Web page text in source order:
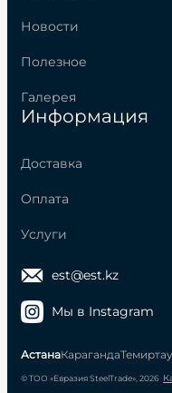
Новости
Полезное
Галерея
Информация
Доставка
Оплата
Услуги
est@est.kz
Мы в Instagram
АстанаКарагандаТемиртау
© ТОО «Евразия SteelTrade», 2026